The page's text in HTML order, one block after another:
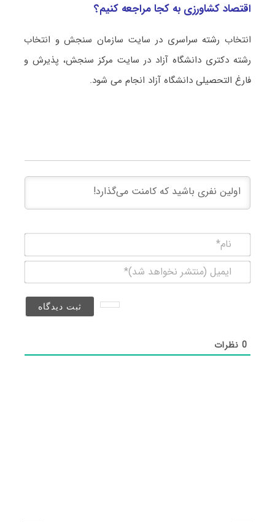
اﻗﺘﺼﺎد ﻛﺸﺎورزی به کجا مراجعه کنیم؟
انتخاب رشته سراسری در سایت سازمان سنجش و انتخاب
رشته دکتری دانشگاه آزاد در سایت مرکز سنجش، پذیرش و
فارغ التحصیلی دانشگاه آزاد انجام می شود.
(منتشر
0نظرات